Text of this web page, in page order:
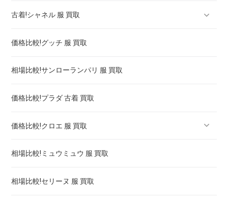
ルイヴィトン スニーカー 買取 ! 買取強化は
ルイヴィトン バッグ 買取 相場 ! 高く売るには
ルイヴィトン タンブール 買取 ! 高く売るには
古着!シャネル 服 買取
シャネル マトラッセ バッグ 買取価格 ! 高く売るには
シャネル j12 クロノグラフ 買取 ! 高く売るには
シャネル プルミエール 買取 価格 相場 ! 高く売るには
価格比較!グッチ 服 買取
相場比較!サンローランパリ 服 買取
価格比較!プラダ 古着 買取
価格比較!クロエ 服 買取
クロエ 靴 買取 ! 買取強化は
相場比較!ミュウミュウ 服 買取
相場比較!セリーヌ 服 買取